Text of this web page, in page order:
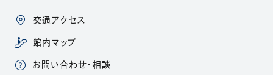
交通アクセス
館内マップ
お問い合わせ・相談